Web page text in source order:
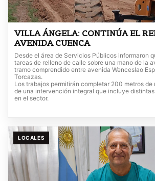
VILLA ÁNGELA: CONTINÚA EL
AVENIDA CUENCA
Desde el área de Servicios Públicos informaron
tareas de relleno de calle sobre una mano de la
tramo comprendido entre avenida Wenceslao
Torcazas.
Los trabajos permitirán completar 200 metros de
de una intervención integral que incluye
en el sector.
LOCALES